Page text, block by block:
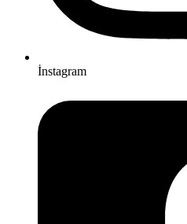
İnstagram